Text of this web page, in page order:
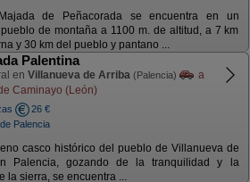
de Peñacorada se encuentra en un
de montaña a 1100 m. de altitud, a 7 km
y 30 km del pueblo y pantano ...
Palentina
en Villanueva de Arriba (Palencia)
a
Caminayo (León)
26 €
Palencia
casco histórico del pueblo de Villanueva de
Palencia, gozando de la tranquilidad y la
la sierra, se encuentra ...